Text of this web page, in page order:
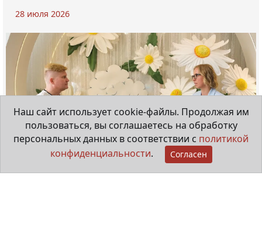
28 июля 2026
Наш сайт использует cookie-файлы. Продолжая им
пользоваться, вы соглашаетесь на обработку
персональных данных в соответствии с политикой
конфиденциальности. Согласен